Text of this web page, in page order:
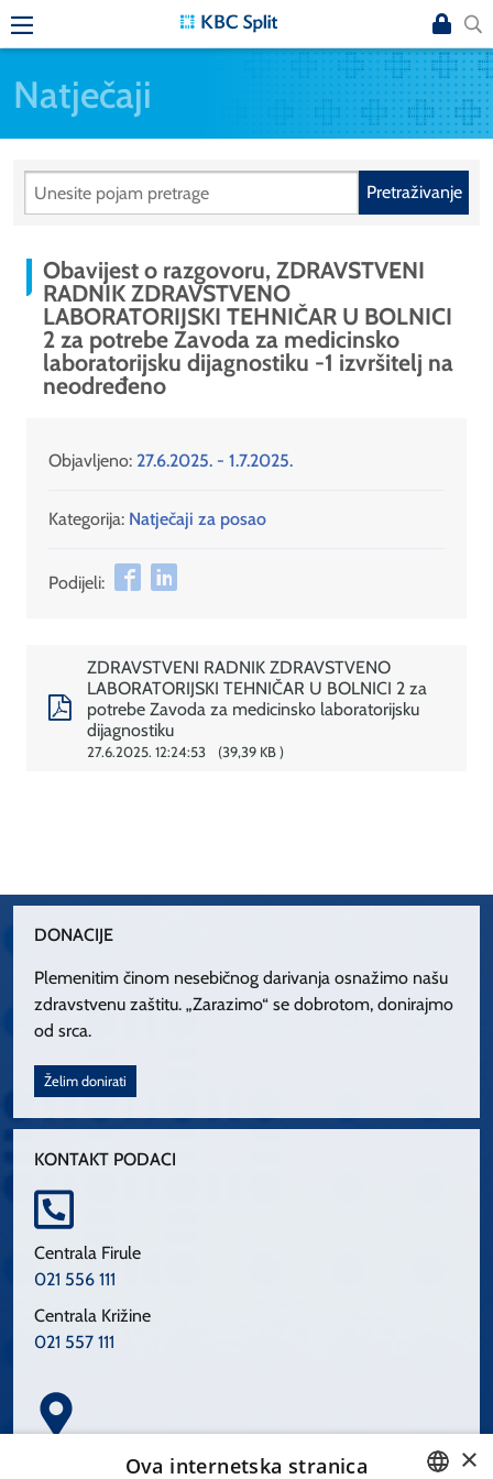
Natječaji
Pretraživanje
Obavijest o razgovoru, ZDRAVSTVENI
RADNIK ZDRAVSTVENO
LABORATORIJSKI TEHNIČAR U BOLNICI
2 za potrebe Zavoda za medicinsko
laboratorijsku dijagnostiku -1 izvršitelj na
neodređeno
Objavljeno: 27.6.2025. - 1.7.2025.
Kategorija: Natječaji za posao
Podijeli:
ZDRAVSTVENI RADNIK ZDRAVSTVENO
LABORATORIJSKI TEHNIČAR U BOLNICI 2 za
potrebe Zavoda za medicinsko laboratorijsku
dijagnostiku
27.6.2025. 12:24:53 39,39 KB
DONACIJE
Plemenitim činom nesebičnog darivanja osnažimo našu
zdravstvenu zaštitu. „Zarazimo“ se dobrotom, donirajmo
od srca.
Želim donirati
KONTAKT PODACI
Centrala Firule
021 556 111
Centrala Križine
021 557 111
Spinčićeva 1, 21000 Split
×
Ova internetska stranica